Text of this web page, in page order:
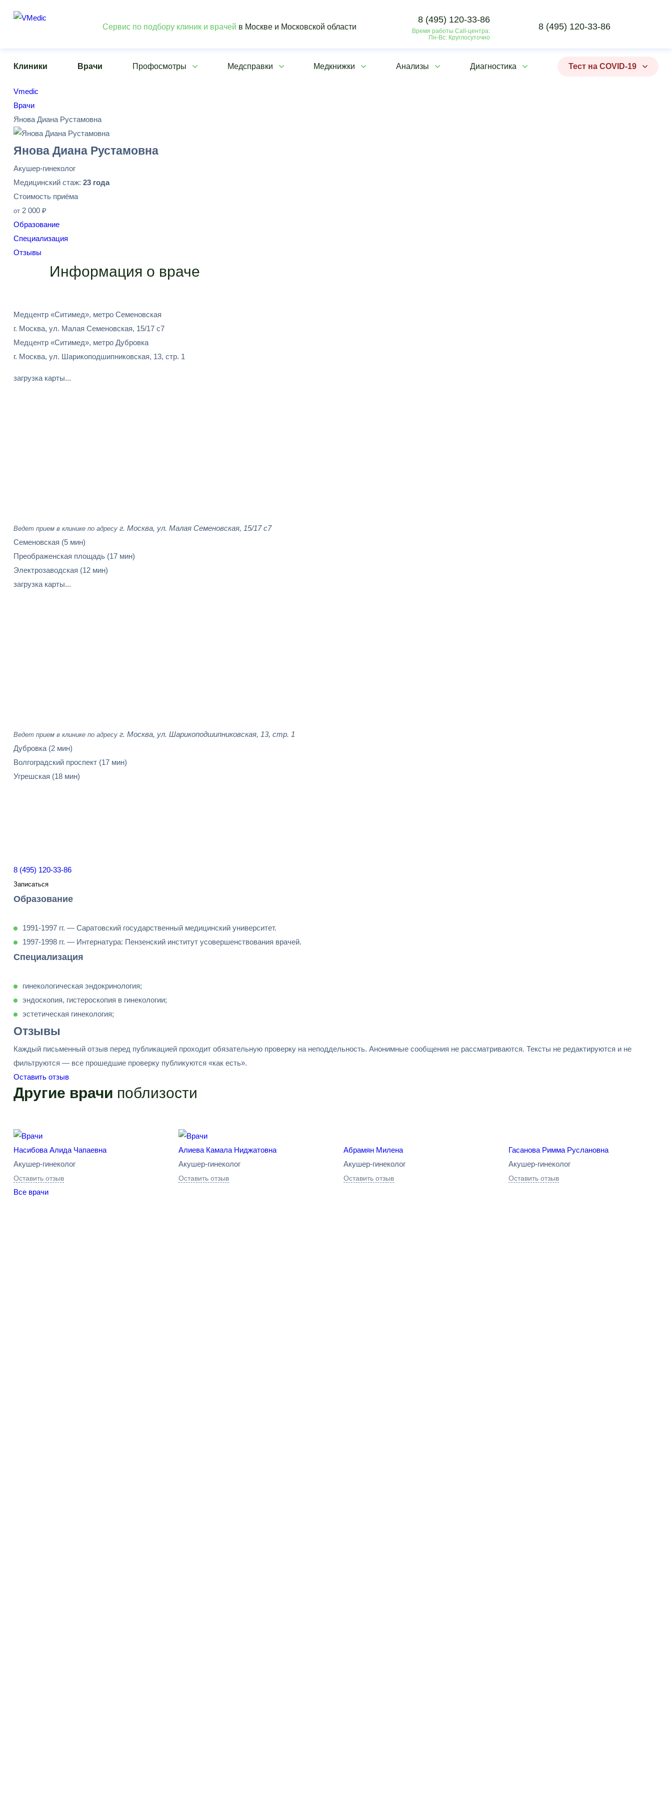
Сервис по подбору клиник и врачей в Москве и Московской области
8 (495) 120-33-86
Время работы Call-центра:
Пн-Вс: Круглосуточно
8 (495) 120-33-86
Клиники Врачи Профосмотры Медсправки Медкнижки Анализы Диагностика Тест на COVID-19
Vmedic
Врачи
Янова Диана Рустамовна
Янова Диана Рустамовна
Акушер-гинеколог
Медицинский стаж: 23 года
Стоимость приёма
от 2 000 ₽
Образование
Специализация
Отзывы
Информация о враче
Медцентр «Ситимед», метро Семеновская
г. Москва, ул. Малая Семеновская, 15/17 с7
Медцентр «Ситимед», метро Дубровка
г. Москва, ул. Шарикоподшипниковская, 13, стр. 1
загрузка карты...
Ведет прием в клинике по адресу г. Москва, ул. Малая Семеновская, 15/17 с7
Семеновская (5 мин)
Преображенская площадь (17 мин)
Электрозаводская (12 мин)
загрузка карты...
Ведет прием в клинике по адресу г. Москва, ул. Шарикоподшипниковская, 13, стр. 1
Дубровка (2 мин)
Волгоградский проспект (17 мин)
Угрешская (18 мин)
8 (495) 120-33-86
Записаться
Образование
1991-1997 гг. — Саратовский государственный медицинский университет.
1997-1998 гг. — Интернатура: Пензенский институт усовершенствования врачей.
Специализация
гинекологическая эндокринология;
эндоскопия, гистероскопия в гинекологии;
эстетическая гинекология;
Отзывы
Каждый письменный отзыв перед публикацией проходит обязательную проверку на неподдельность. Анонимные сообщения не рассматриваются. Тексты не редактируются и не
фильтруются — все прошедшие проверку публикуются «как есть».
Оставить отзыв
Другие врачи поблизости
Насибова Алида Чапаевна
Акушер-гинеколог
Оставить отзыв
Алиева Камала Ниджатовна
Акушер-гинеколог
Оставить отзыв
Абрамян Милена
Акушер-гинеколог
Оставить отзыв
Гасанова Римма Руслановна
Акушер-гинеколог
Оставить отзыв
Все врачи